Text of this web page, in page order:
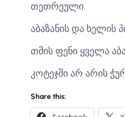
თეთრეული.
აბაზანის და ხელის
თმის ფენი ყველა
კოტეჯში არ არის
Share this: